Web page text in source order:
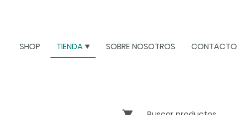
SHOP TIENDA SOBRE NOSOTROS CONTACTO